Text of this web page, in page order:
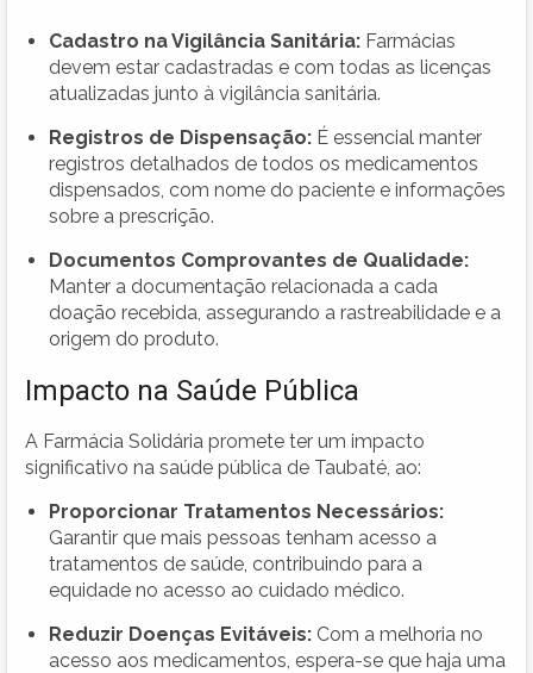
Cadastro na Vigilância Sanitária: Farmácias
devem estar cadastradas e com todas as licenças
atualizadas junto à vigilância sanitária.
Registros de Dispensação: É essencial manter
registros detalhados de todos os medicamentos
dispensados, com nome do paciente e informações
sobre a prescrição.
Documentos Comprovantes de Qualidade:
Manter a documentação relacionada a cada
doação recebida, assegurando a rastreabilidade e a
origem do produto.
Impacto na Saúde Pública
A Farmácia Solidária promete ter um impacto
significativo na saúde pública de Taubaté, ao:
Proporcionar Tratamentos Necessários:
Garantir que mais pessoas tenham acesso a
tratamentos de saúde, contribuindo para a
equidade no acesso ao cuidado médico.
Reduzir Doenças Evitáveis: Com a melhoria no
acesso aos medicamentos, espera-se que haja uma